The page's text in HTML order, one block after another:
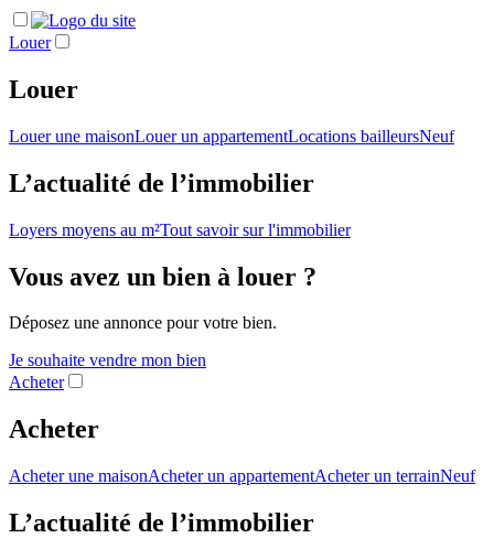
Louer
Louer
Louer une maisonLouer un appartementLocations bailleursNeuf
L’actualité de l’immobilier
Loyers moyens au m²Tout savoir sur l'immobilier
Vous avez un bien à louer ?
Déposez une annonce pour votre bien.
Je souhaite vendre mon bien
Acheter
Acheter
Acheter une maisonAcheter un appartementAcheter un terrainNeuf
L’actualité de l’immobilier